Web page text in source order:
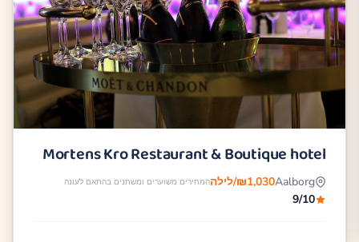
Mortens Kro Restaurant & Boutique hotel
Aalborg₪1,030/לילה המחירים משוערים ומשתנים בהתאם לעונה
9/10